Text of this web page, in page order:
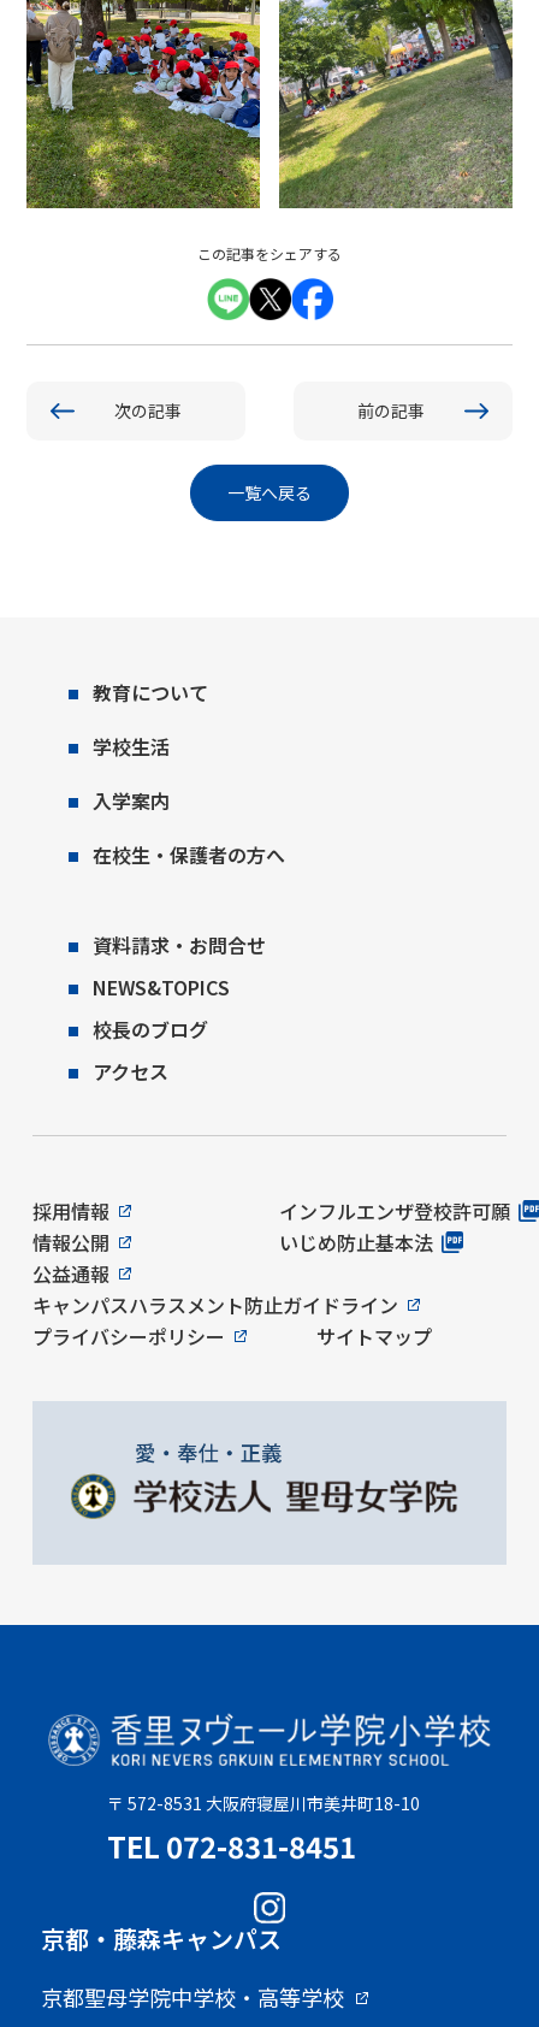
この記事をシェアする
次の記事 前の記事
一覧へ戻る
教育について
学校生活
入学案内
在校生・保護者の方へ
資料請求・お問合せ
NEWS&TOPICS
校長のブログ
アクセス
採用情報
インフルエンザ登校許可願
情報公開
いじめ防止基本法
公益通報
キャンパスハラスメント防止ガイドライン
プライバシーポリシー
サイトマップ
〒 572-8531 大阪府寝屋川市美井町18-10
TEL 072-831-8451
京都・藤森キャンパス
京都聖母学院中学校・高等学校